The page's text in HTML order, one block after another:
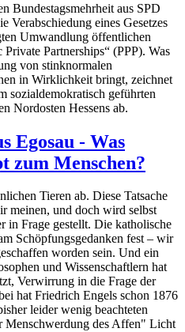
Bundestagsmehrheit aus SPD
Verabschiedung eines Gesetzes
Umwandlung öffentlichen
Partnerships“ (PPP). Was
von stinknormalen
in Wirklichkeit bringt, zeichnet
sozialdemokratisch geführten
Nordosten Hessens ab.
Egosau - Was
zum Menschen?
Tieren ab. Diese Tatsache
meinen, und doch wird selbst
in Frage gestellt. Die katholische
Schöpfungsgedanken fest – wir
worden sein. Und ein
und Wissenschaftlern hat
Verwirrung in die Frage der
hat Friedrich Engels schon 1876
leider wenig beachteten
des Affen" Licht